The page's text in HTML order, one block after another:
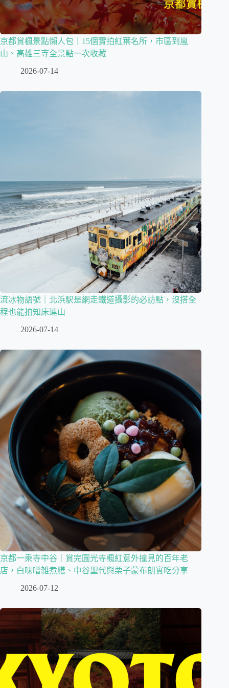
京都賞楓景點懶人包｜15個實拍紅葉名所，市區到嵐
山、高雄三寺全景點一次收藏
2026-07-14
流冰物語號｜北浜駅是網走鐵道攝影的必訪點，沒搭全
程也能拍知床連山
2026-07-14
京都一乘寺中谷｜賞完圓光寺楓紅意外撞見的百年老
店，白味噌雑煮膳、中谷聖代與栗子蒙布朗實吃分享
2026-07-12